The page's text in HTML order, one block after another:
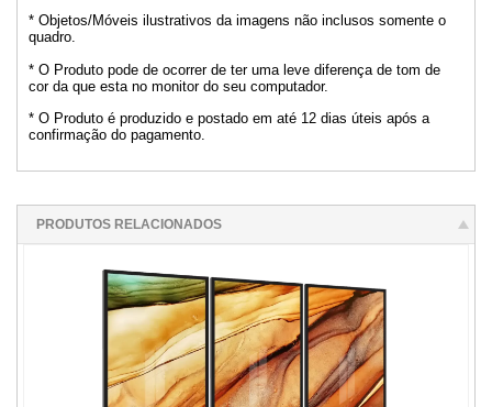
* Objetos/Móveis ilustrativos da imagens não inclusos somente o
quadro.
* O Produto pode de ocorrer de ter uma leve diferença de tom de
cor da que esta no monitor do seu computador.
* O Produto é produzido e postado em até 12 dias úteis após a
confirmação do pagamento.
PRODUTOS RELACIONADOS